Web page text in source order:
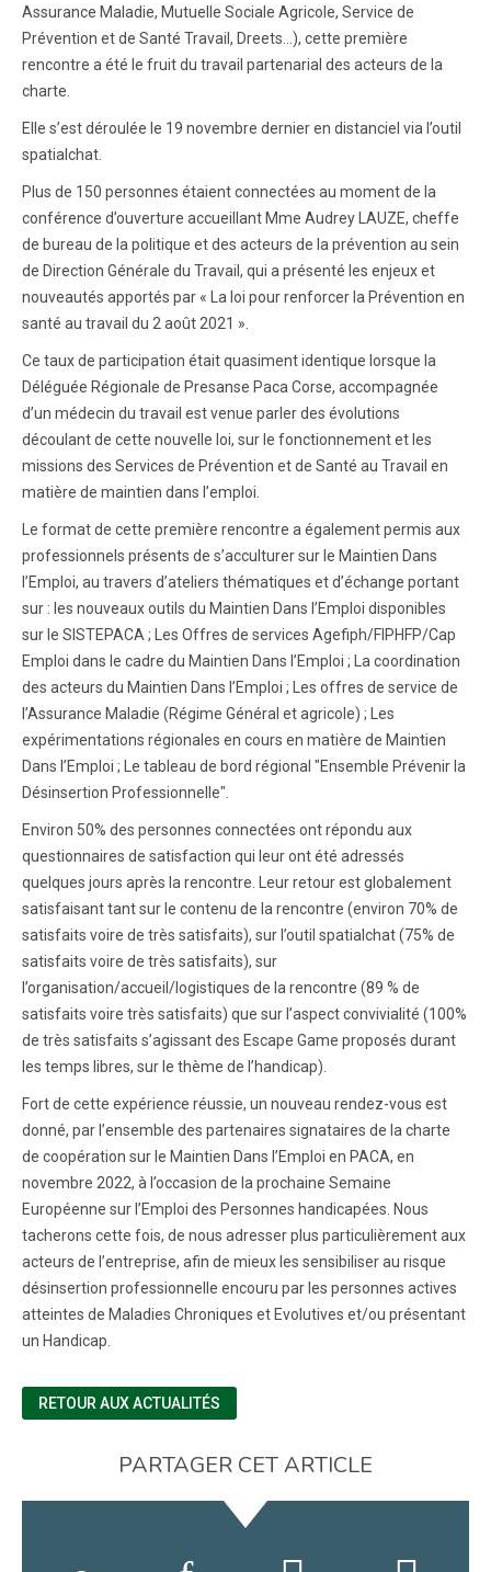
Assurance Maladie, Mutuelle Sociale Agricole, Service de
Prévention et de Santé Travail, Dreets…), cette première
rencontre a été le fruit du travail partenarial des acteurs de la
charte.
Elle s’est déroulée le 19 novembre dernier en distanciel via l’outil
spatialchat.
Plus de 150 personnes étaient connectées au moment de la
conférence d’ouverture accueillant Mme Audrey LAUZE, cheffe
de bureau de la politique et des acteurs de la prévention au sein
de Direction Générale du Travail, qui a présenté les enjeux et
nouveautés apportés par « La loi pour renforcer la Prévention en
santé au travail du 2 août 2021 ».
Ce taux de participation était quasiment identique lorsque la
Déléguée Régionale de Presanse Paca Corse, accompagnée
d’un médecin du travail est venue parler des évolutions
découlant de cette nouvelle loi, sur le fonctionnement et les
missions des Services de Prévention et de Santé au Travail en
matière de maintien dans l’emploi.
Le format de cette première rencontre a également permis aux
professionnels présents de s’acculturer sur le Maintien Dans
l’Emploi, au travers d’ateliers thématiques et d’échange portant
sur : les nouveaux outils du Maintien Dans l’Emploi disponibles
sur le SISTEPACA ; Les Offres de services Agefiph/FIPHFP/Cap
Emploi dans le cadre du Maintien Dans l’Emploi ; La coordination
des acteurs du Maintien Dans l’Emploi ; Les offres de service de
l’Assurance Maladie (Régime Général et agricole) ; Les
expérimentations régionales en cours en matière de Maintien
Dans l’Emploi ; Le tableau de bord régional "Ensemble Prévenir la
Désinsertion Professionnelle".
Environ 50% des personnes connectées ont répondu aux
questionnaires de satisfaction qui leur ont été adressés
quelques jours après la rencontre. Leur retour est globalement
satisfaisant tant sur le contenu de la rencontre (environ 70% de
satisfaits voire de très satisfaits), sur l’outil spatialchat (75% de
satisfaits voire de très satisfaits), sur
l’organisation/accueil/logistiques de la rencontre (89 % de
satisfaits voire très satisfaits) que sur l’aspect convivialité (100%
de très satisfaits s’agissant des Escape Game proposés durant
les temps libres, sur le thème de l’handicap).
Fort de cette expérience réussie, un nouveau rendez-vous est
donné, par l’ensemble des partenaires signataires de la charte
de coopération sur le Maintien Dans l’Emploi en PACA, en
novembre 2022, à l’occasion de la prochaine Semaine
Européenne sur l’Emploi des Personnes handicapées. Nous
tacherons cette fois, de nous adresser plus particulièrement aux
acteurs de l’entreprise, afin de mieux les sensibiliser au risque
désinsertion professionnelle encouru par les personnes actives
atteintes de Maladies Chroniques et Evolutives et/ou présentant
un Handicap.
RETOUR AUX ACTUALITÉS
PARTAGER CET ARTICLE